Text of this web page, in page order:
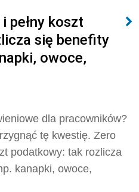
pełny koszt
się benefity
owoce,
dla pracowników?
tę kwestię. Zero
podatkowy: tak rozlicza
kanapki, owoce,